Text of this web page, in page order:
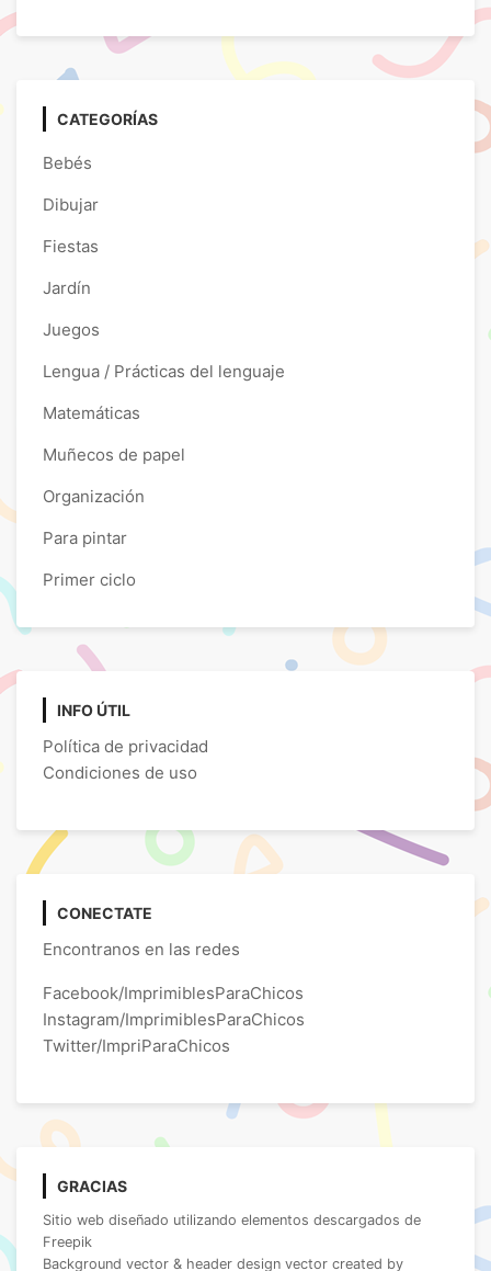
CATEGORÍAS
Bebés
Dibujar
Fiestas
Jardín
Juegos
Lengua / Prácticas del lenguaje
Matemáticas
Muñecos de papel
Organización
Para pintar
Primer ciclo
INFO ÚTIL
Política de privacidad
Condiciones de uso
CONECTATE
Encontranos en las redes
Facebook/ImprimiblesParaChicos
Instagram/ImprimiblesParaChicos
Twitter/ImpriParaChicos
GRACIAS
Sitio web diseñado utilizando elementos descargados de
Freepik
Background vector & header design vector created by